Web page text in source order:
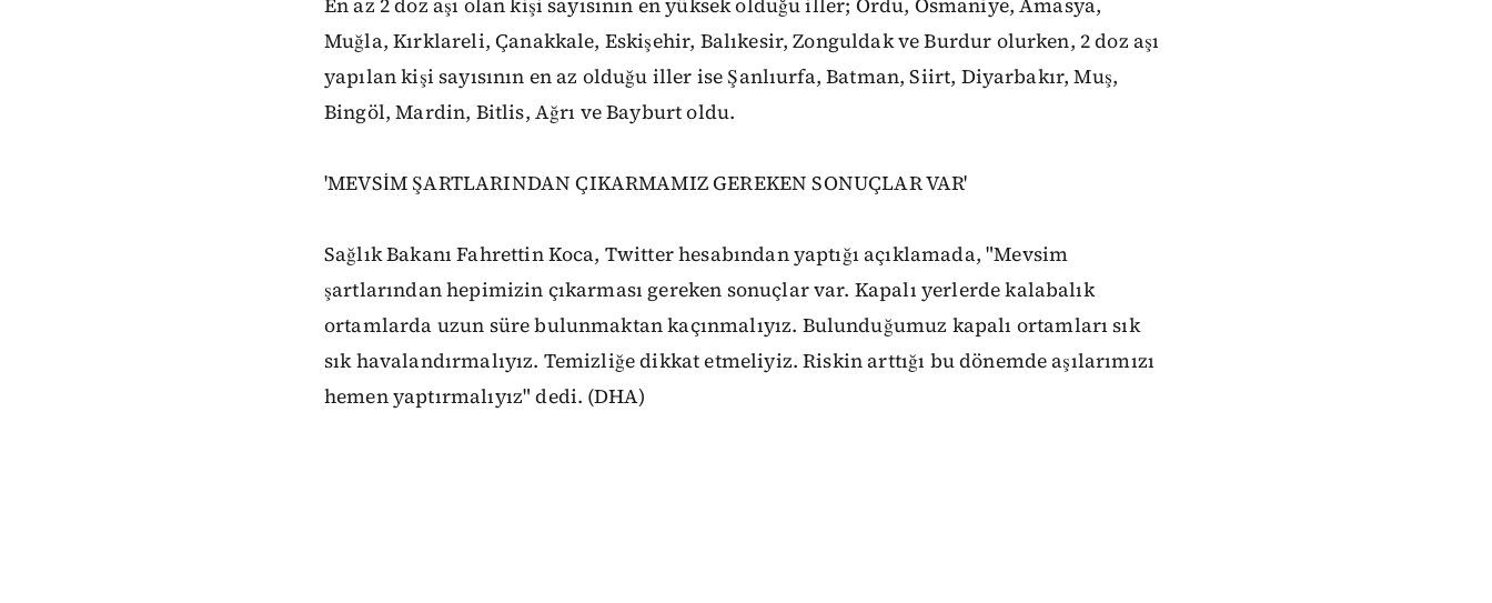
Muğla, Kırklareli, Çanakkale, Eskişehir, Balıkesir, Zonguldak ve Burdur olurken, 2 doz aşı
yapılan kişi sayısının en az olduğu iller ise Şanlıurfa, Batman, Siirt, Diyarbakır, Muş,
Bingöl, Mardin, Bitlis, Ağrı ve Bayburt oldu.
'MEVSİM ŞARTLARINDAN ÇIKARMAMIZ GEREKEN SONUÇLAR VAR'
Sağlık Bakanı Fahrettin Koca, Twitter hesabından yaptığı açıklamada, "Mevsim
şartlarından hepimizin çıkarması gereken sonuçlar var. Kapalı yerlerde kalabalık
ortamlarda uzun süre bulunmaktan kaçınmalıyız. Bulunduğumuz kapalı ortamları sık
sık havalandırmalıyız. Temizliğe dikkat etmeliyiz. Riskin arttığı bu dönemde aşılarımızı
hemen yaptırmalıyız" dedi. (DHA)